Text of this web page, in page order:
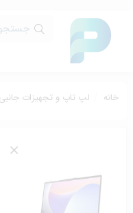
خانه لپ تاپ و تجهیزات جانبی